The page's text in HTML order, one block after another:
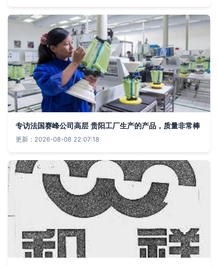
专访法国赛峰公司高层 贵阳工厂生产的产品，质量非常棒
更新：2026-08-08 22:07:18